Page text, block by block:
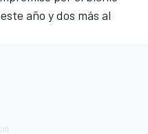
año y dos más al